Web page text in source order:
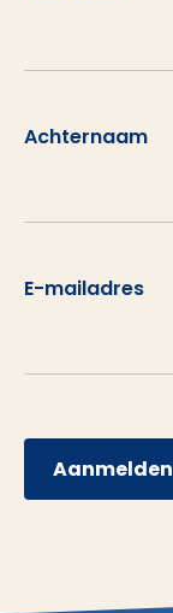
Achternaam
E-mailadres
Aanmelden